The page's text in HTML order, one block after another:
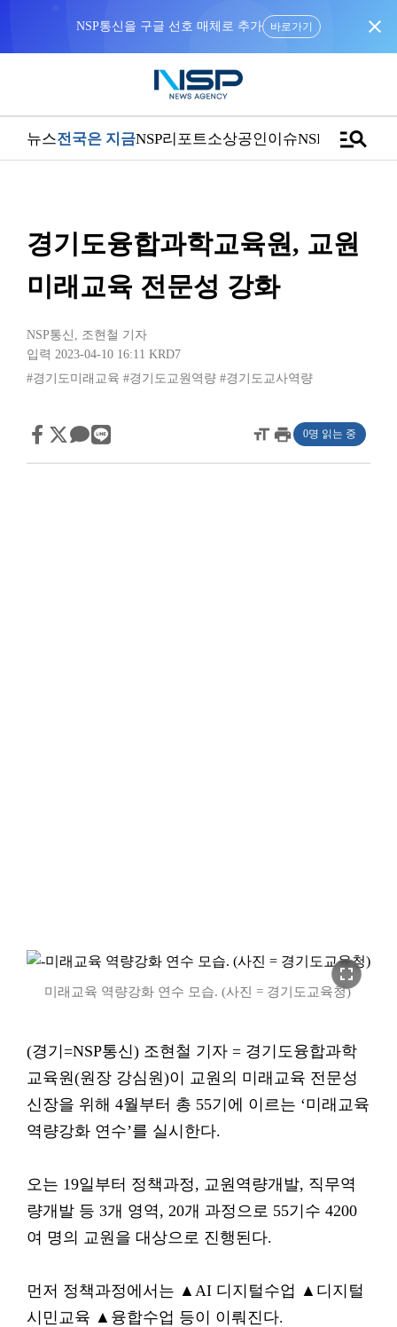
NSP통신을 구글 선호 매체로 추가 바로가기 close
뉴스전국은 지금NSP리포트소상공인이슈NSPTVmanage_search
경기도융합과학교육원, 교원
미래교육 전문성 강화
NSP통신 , 조현철 기자
입력 2023-04-10 16:11 KRD7
#경기도미래교육 #경기도교원역량 #경기도교사역량
format_sizeprint 0명 읽는 중
fullscreen
미래교육 역량강화 연수 모습. (사진 = 경기도교육청)
(경기=NSP통신) 조현철 기자 = 경기도융합과학
교육원(원장 강심원)이 교원의 미래교육 전문성
신장을 위해 4월부터 총 55기에 이르는 ‘미래교육
역량강화 연수’를 실시한다.
오는 19일부터 정책과정, 교원역량개발, 직무역
량개발 등 3개 영역, 20개 과정으로 55기수 4200
여 명의 교원을 대상으로 진행된다.
먼저 정책과정에서는 ▲AI 디지털수업 ▲디지털
시민교육 ▲융합수업 등이 이뤄진다.